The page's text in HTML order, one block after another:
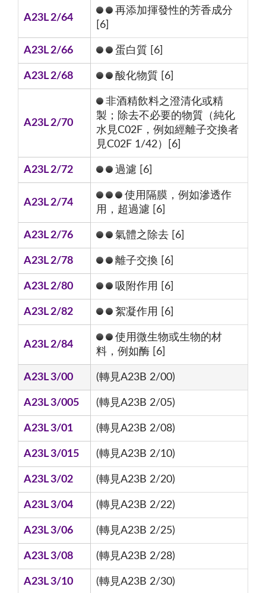
A23L 2/64
再添加揮發性的芳香成分
[6]
A23L 2/66 蛋白質 [6]
A23L 2/68 酸化物質 [6]
A23L 2/70
非酒精飲料之澄清化或精
製；除去不必要的物質（純化
水見C02F，例如經離子交換者
見C02F 1/42）[6]
A23L 2/72 過濾 [6]
A23L 2/74
使用隔膜，例如滲透作
用，超過濾 [6]
A23L 2/76 氣體之除去 [6]
A23L 2/78 離子交換 [6]
A23L 2/80 吸附作用 [6]
A23L 2/82 絮凝作用 [6]
A23L 2/84
使用微生物或生物的材
料，例如酶 [6]
A23L 3/00 (轉見A23B 2/00)
A23L 3/005 (轉見A23B 2/05)
A23L 3/01 (轉見A23B 2/08)
A23L 3/015 (轉見A23B 2/10)
A23L 3/02 (轉見A23B 2/20)
A23L 3/04 (轉見A23B 2/22)
A23L 3/06 (轉見A23B 2/25)
A23L 3/08 (轉見A23B 2/28)
A23L 3/10 (轉見A23B 2/30)